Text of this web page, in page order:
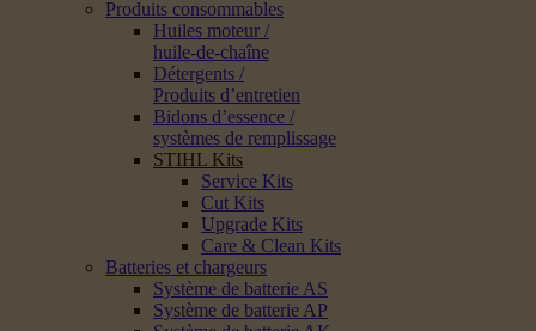
Produits consommables
Huiles moteur /
huile-de-chaîne
Détergents /
Produits d’entretien
Bidons d’essence /
systèmes de remplissage
STIHL Kits
Service Kits
Cut Kits
Upgrade Kits
Care & Clean Kits
Batteries et chargeurs
Système de batterie AS
Système de batterie AP